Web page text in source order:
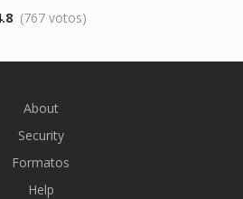
(767 votos)
About
Security
Formatos
Help